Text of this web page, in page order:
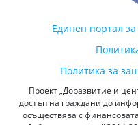
Единен портал
Политика за
Проект „Доразвитие и
достъп на граждани до
осъществява с